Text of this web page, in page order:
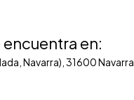
en:
Navarra), 31600 Navarra